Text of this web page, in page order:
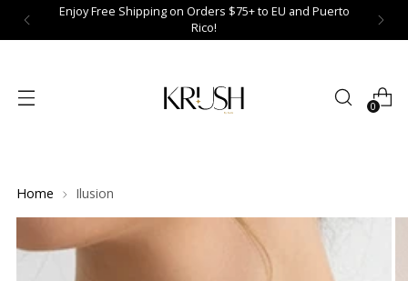
0
Enjoy Free Shipping on Orders $75+ to EU and Puerto
Rico!
Home Ilusion